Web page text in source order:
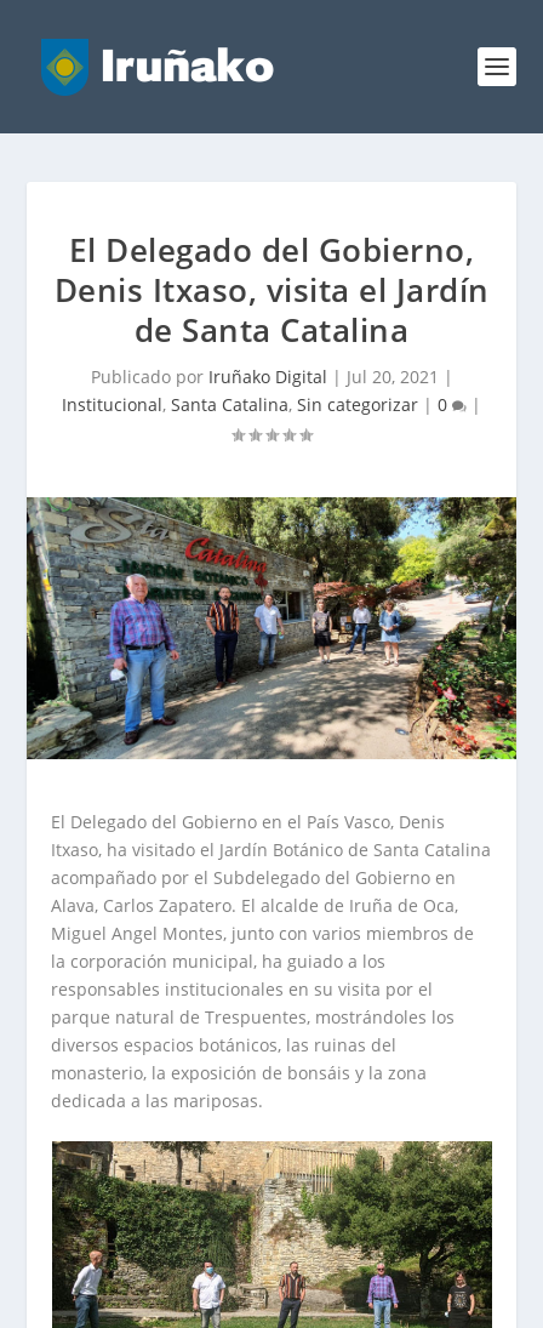
El Delegado del Gobierno,
Denis Itxaso, visita el Jardín
de Santa Catalina
Publicado por Iruñako Digital | Jul 20, 2021 |
Institucional, Santa Catalina, Sin categorizar | 0 |
El Delegado del Gobierno en el País Vasco, Denis
Itxaso, ha visitado el Jardín Botánico de Santa Catalina
acompañado por el Subdelegado del Gobierno en
Alava, Carlos Zapatero. El alcalde de Iruña de Oca,
Miguel Angel Montes, junto con varios miembros de
la corporación municipal, ha guiado a los
responsables institucionales en su visita por el
parque natural de Trespuentes, mostrándoles los
diversos espacios botánicos, las ruinas del
monasterio, la exposición de bonsáis y la zona
dedicada a las mariposas.